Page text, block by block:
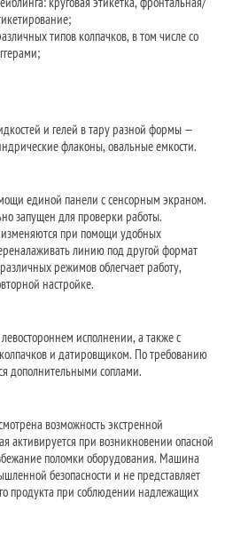
типов колпачков, в том числе со
и гелей в тару разной формы —
флаконы, овальные емкости.
единой панели с сенсорным экраном.
запущен для проверки работы.
при помощи удобных
линию под другой формат
режимов облегчает работу,
настройке.
исполнении, а также с
и датировщиком. По требованию
дополнительными соплами.
возможность экстренной
активируется при возникновении опасной
поломки оборудования. Машина
безопасности и не представляет
продукта при соблюдении надлежащих